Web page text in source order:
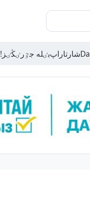
شارتاراپبٸلە جٷرٸڭٸز!